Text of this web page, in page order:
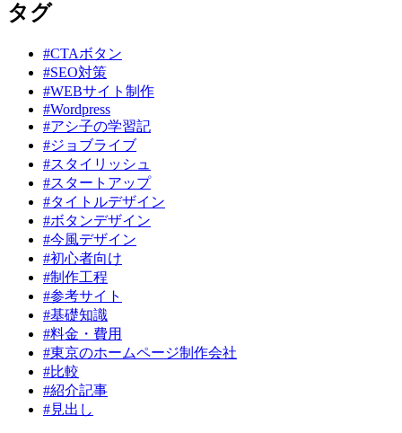
タグ
#CTAボタン
#SEO対策
#WEBサイト制作
#Wordpress
#アシ子の学習記
#ジョブライブ
#スタイリッシュ
#スタートアップ
#タイトルデザイン
#ボタンデザイン
#今風デザイン
#初心者向け
#制作工程
#参考サイト
#基礎知識
#料金・費用
#東京のホームページ制作会社
#比較
#紹介記事
#見出し